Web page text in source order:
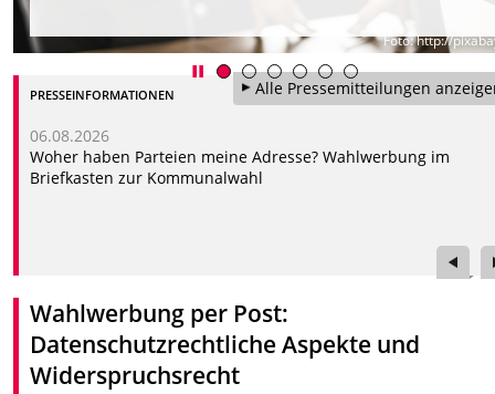
Foto: http://
Alle Pressemitteilungen
PRESSEINFORMATIONEN
06.08.2026
Woher haben Parteien meine Adresse? Wahlwerbung im
Briefkasten zur Kommunalwahl
Wahlwerbung per Post:
Datenschutzrechtliche Aspekte und
Widerspruchsrecht